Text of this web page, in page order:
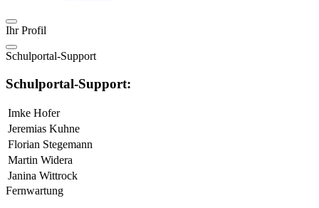
Ihr Profil
Schulportal-Support
Schulportal-Support:
Imke Hofer
Jeremias Kuhne
Florian Stegemann
Martin Widera
Janina Wittrock
Fernwartung